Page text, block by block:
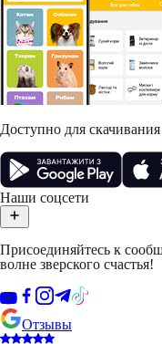
Доступно для
Наши соцсети
Присоединяйтесь к
волне зверского счастья!
Отзывы